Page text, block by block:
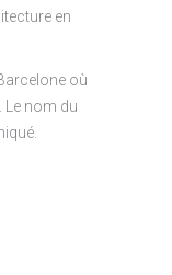
en
où
Le nom du